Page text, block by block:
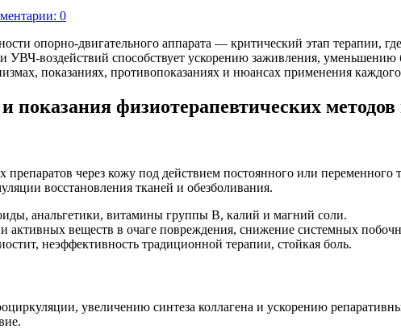
0
опорно-двигательного аппарата — критический этап терапии,
и УВЧ-воздействий способствует ускорению заживления,
показаниях, противопоказаниях и нюансах применения
физиотерапевтических методов
препаратов через кожу под действием постоянного или
восстановления тканей и обезболивания.
анальгетики, витамины группы B, калий и магний соли.
активных веществ в очаге повреждения, снижение системных
неэффективность традиционной терапии, стойкая боль.
увеличению синтеза коллагена и ускорению